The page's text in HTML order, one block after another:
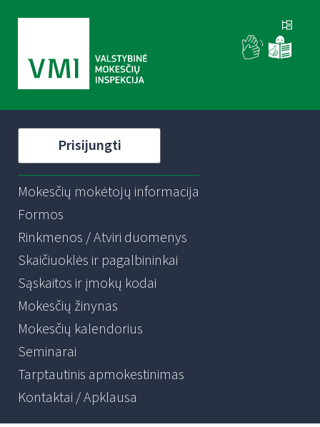
Prisijungti
Mokesčių mokėtojų informacija
Formos
Rinkmenos / Atviri duomenys
Skaičiuoklės ir pagalbininkai
Sąskaitos ir įmokų kodai
Mokesčių žinynas
Mokesčių kalendorius
Seminarai
Tarptautinis apmokestinimas
Kontaktai / Apklausa